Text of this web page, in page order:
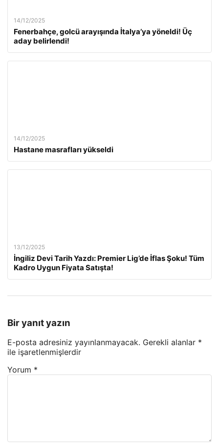
14/12/2025
Fenerbahçe, golcü arayışında İtalya’ya yöneldi! Üç
aday belirlendi!
14/12/2025
Hastane masrafları yükseldi
13/12/2025
İngiliz Devi Tarih Yazdı: Premier Lig’de İflas Şoku! Tüm
Kadro Uygun Fiyata Satışta!
Bir yanıt yazın
E-posta adresiniz yayınlanmayacak. Gerekli alanlar *
ile işaretlenmişlerdir
Yorum *